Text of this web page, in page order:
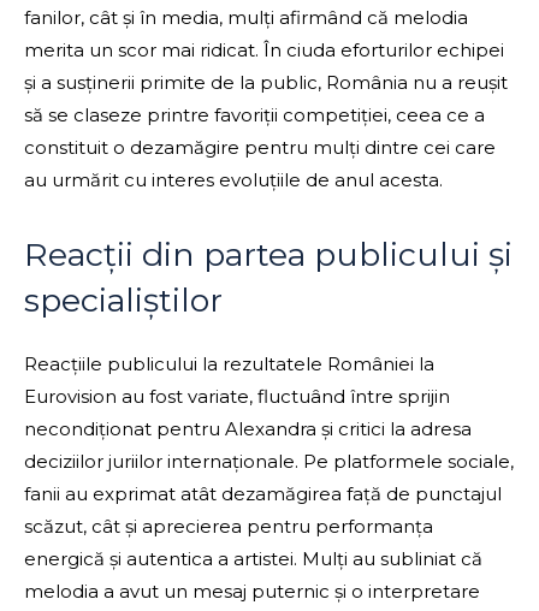
fanilor, cât și în media, mulți afirmând că melodia
merita un scor mai ridicat. În ciuda eforturilor echipei
și a susținerii primite de la public, România nu a reușit
să se claseze printre favoriții competiției, ceea ce a
constituit o dezamăgire pentru mulți dintre cei care
au urmărit cu interes evoluțiile de anul acesta.
Reacții din partea publicului și
specialiștilor
Reacțiile publicului la rezultatele României la
Eurovision au fost variate, fluctuând între sprijin
necondiționat pentru Alexandra și critici la adresa
deciziilor juriilor internaționale. Pe platformele sociale,
fanii au exprimat atât dezamăgirea față de punctajul
scăzut, cât și aprecierea pentru performanța
energică și autentica a artistei. Mulți au subliniat că
melodia a avut un mesaj puternic și o interpretare